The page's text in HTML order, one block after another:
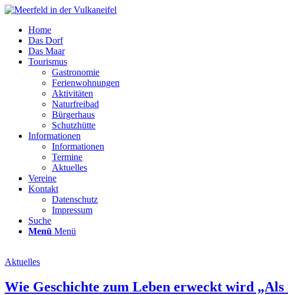
Home
Das Dorf
Das Maar
Tourismus
Gastronomie
Ferienwohnungen
Aktivitäten
Naturfreibad
Bürgerhaus
Schutzhütte
Informationen
Informationen
Termine
Aktuelles
Vereine
Kontakt
Datenschutz
Impressum
Suche
Menü Menü
Aktuelles
Wie Geschichte zum Leben erweckt wird